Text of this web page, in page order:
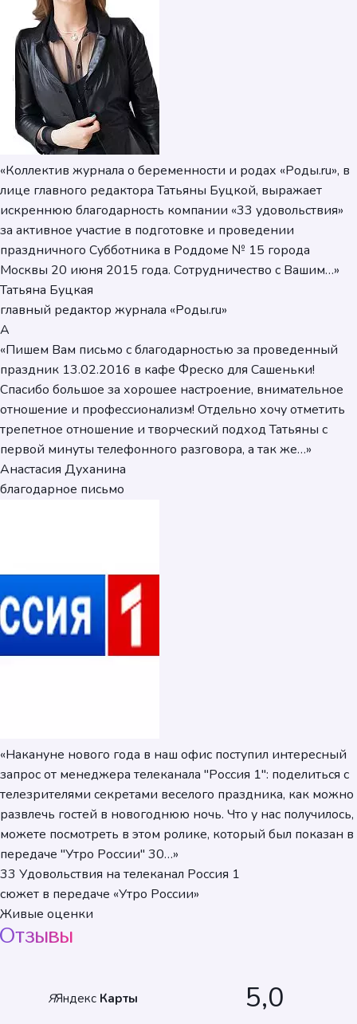
«Коллектив журнала о беременности и родах «Роды.ru», в
лице главного редактора Татьяны Буцкой, выражает
искреннюю благодарность компании «33 удовольствия»
за активное участие в подготовке и проведении
праздничного Субботника в Роддоме № 15 города
Москвы 20 июня 2015 года. Сотрудничество с Вашим…»
Татьяна Буцкая
главный редактор журнала «Роды.ru»
А
«Пишем Вам письмо с благодарностью за проведенный
праздник 13.02.2016 в кафе Фреско для Сашеньки!
Спасибо большое за хорошее настроение, внимательное
отношение и профессионализм! Отдельно хочу отметить
трепетное отношение и творческий подход Татьяны с
первой минуты телефонного разговора, а так же…»
Анастасия Духанина
благодарное письмо
«Накануне нового года в наш офис поступил интересный
запрос от менеджера телеканала "Россия 1": поделиться с
телезрителями секретами веселого праздника, как можно
развлечь гостей в новогоднюю ночь. Что у нас получилось,
можете посмотреть в этом ролике, который был показан в
передаче "Утро России" 30…»
33 Удовольствия на телеканал Россия 1
сюжет в передаче «Утро России»
Живые оценки
Отзывы
ЯЯндекс Карты 5,0